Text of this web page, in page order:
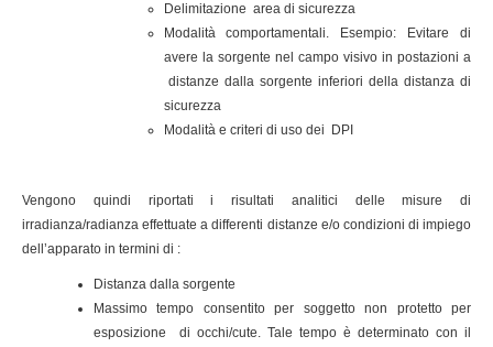
Delimitazione area di sicurezza
Modalità comportamentali. Esempio: Evitare di
avere la sorgente nel campo visivo in postazioni a
distanze dalla sorgente inferiori della distanza di
sicurezza
Modalità e criteri di uso dei DPI
Vengono quindi riportati i risultati analitici delle misure di
irradianza/radianza effettuate a differenti distanze e/o condizioni di impiego
dell’apparato in termini di :
Distanza dalla sorgente
Massimo tempo consentito per soggetto non protetto per
esposizione di occhi/cute. Tale tempo è determinato con il